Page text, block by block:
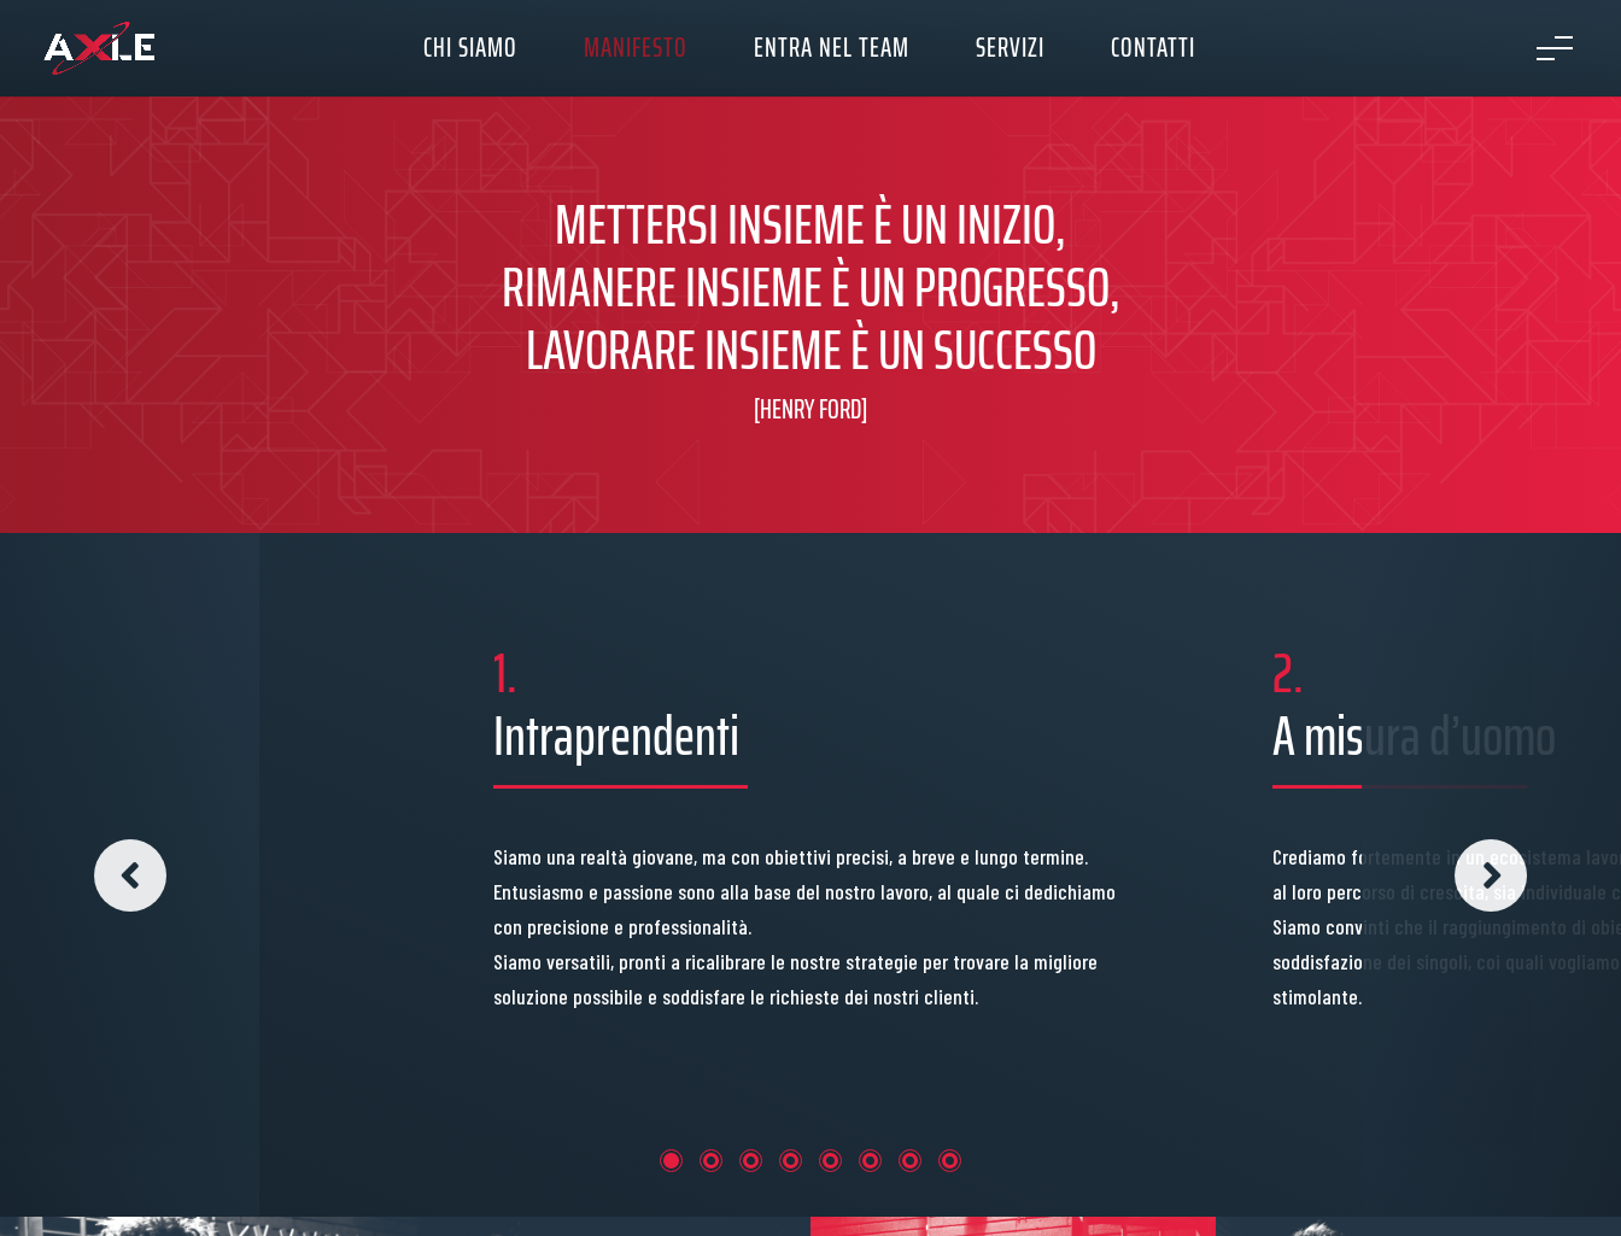
CHI SIAMO MANIFESTO ENTRA NEL TEAM SERVIZI CONTATTI
METTERSI INSIEME È UN INIZIO,
RIMANERE INSIEME È UN PROGRESSO,
LAVORARE INSIEME È UN SUCCESSO
[HENRY FORD]
1.
Intraprendenti
Siamo una realtà giovane, ma con obiettivi precisi, a breve e lungo termine.
Entusiasmo e passione sono alla base del nostro lavoro, al quale ci dedichiamo
con precisione e professionalità.
Siamo versatili, pronti a ricalibrare le nostre strategie per trovare la migliore
soluzione possibile e soddisfare le richieste dei nostri clienti.
2.
A misura d’uomo
Crediamo fortemente in un ecosistema
al loro percorso di crescita, sia individuale
Siamo convinti che il raggiungimento di
soddisfazione dei singoli, coi quali
stimolante.